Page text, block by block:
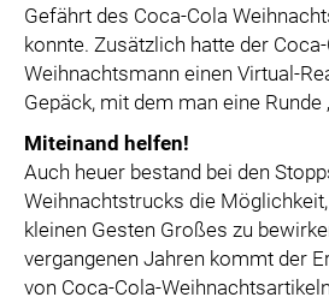
Gefährt des Coca-Cola
konnte. Zusätzlich hatte der
Weihnachtsmann einen Virtual-
Gepäck, mit dem man eine Runde
Miteinand helfen!
Auch heuer bestand bei den
Weihnachtstrucks die
kleinen Gesten Großes zu
vergangenen Jahren kommt der
von Coca-Cola-